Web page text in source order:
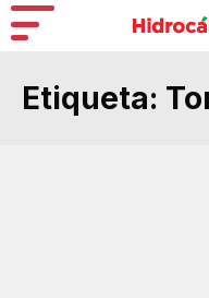
Etiqueta: